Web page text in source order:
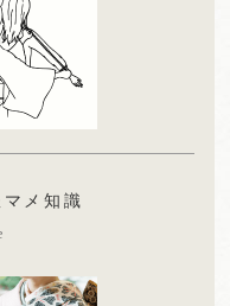
メ知識